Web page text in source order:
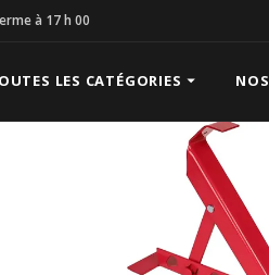
à 17 h 00
LES CATÉGORIES
et échafaudage